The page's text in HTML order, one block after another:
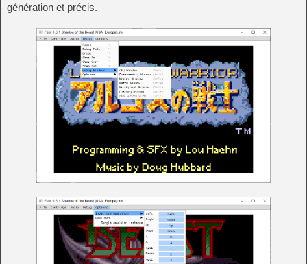
génération et précis.